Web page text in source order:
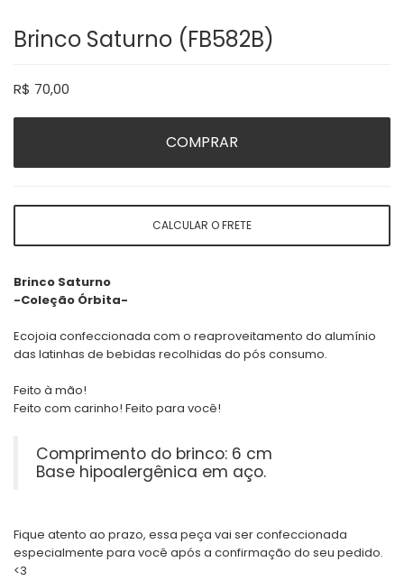
Brinco Saturno (FB582B)
R$ 70,00
COMPRAR
CALCULAR O FRETE
Brinco Saturno
-Coleção Órbita-
Ecojoia confeccionada com o reaproveitamento do alumínio
das latinhas de bebidas recolhidas do pós consumo.
Feito à mão!
Feito com carinho! Feito para você!
Comprimento do brinco: 6 cm
Base hipoalergênica em aço.
Fique atento ao prazo, essa peça vai ser confeccionada
especialmente para você após a confirmação do seu pedido.
<3